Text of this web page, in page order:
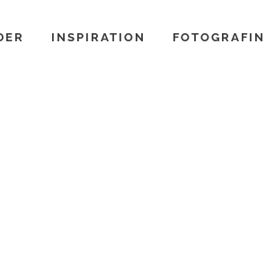
INSPIRATION FOTOGRAFIN